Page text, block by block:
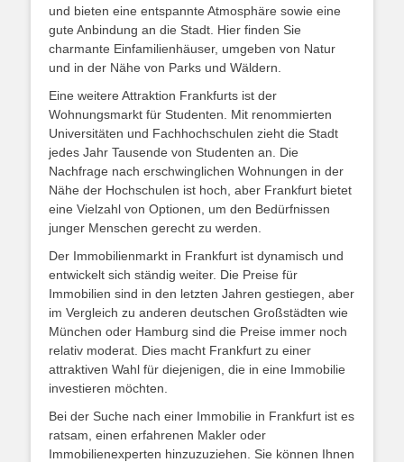
und bieten eine entspannte Atmosphäre sowie eine
gute Anbindung an die Stadt. Hier finden Sie
charmante Einfamilienhäuser, umgeben von Natur
und in der Nähe von Parks und Wäldern.
Eine weitere Attraktion Frankfurts ist der
Wohnungsmarkt für Studenten. Mit renommierten
Universitäten und Fachhochschulen zieht die Stadt
jedes Jahr Tausende von Studenten an. Die
Nachfrage nach erschwinglichen Wohnungen in der
Nähe der Hochschulen ist hoch, aber Frankfurt bietet
eine Vielzahl von Optionen, um den Bedürfnissen
junger Menschen gerecht zu werden.
Der Immobilienmarkt in Frankfurt ist dynamisch und
entwickelt sich ständig weiter. Die Preise für
Immobilien sind in den letzten Jahren gestiegen, aber
im Vergleich zu anderen deutschen Großstädten wie
München oder Hamburg sind die Preise immer noch
relativ moderat. Dies macht Frankfurt zu einer
attraktiven Wahl für diejenigen, die in eine Immobilie
investieren möchten.
Bei der Suche nach einer Immobilie in Frankfurt ist es
ratsam, einen erfahrenen Makler oder
Immobilienexperten hinzuzuziehen. Sie können Ihnen